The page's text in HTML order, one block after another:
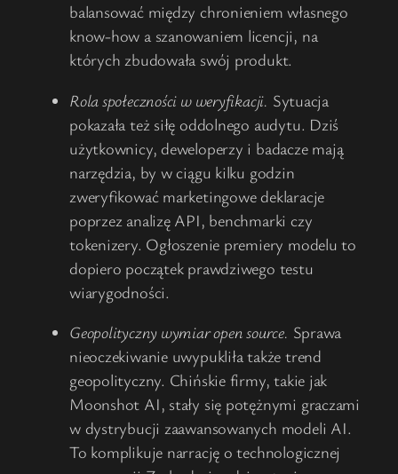
balansować między chronieniem własnego
know-how a szanowaniem licencji, na
których zbudowała swój produkt.
Rola społeczności w weryfikacji. Sytuacja
pokazała też siłę oddolnego audytu. Dziś
użytkownicy, deweloperzy i badacze mają
narzędzia, by w ciągu kilku godzin
zweryfikować marketingowe deklaracje
poprzez analizę API, benchmarki czy
tokenizery. Ogłoszenie premiery modelu to
dopiero początek prawdziwego testu
wiarygodności.
Geopolityczny wymiar open source. Sprawa
nieoczekiwanie uwypukliła także trend
geopolityczny. Chińskie firmy, takie jak
Moonshot AI, stały się potężnymi graczami
w dystrybucji zaawansowanych modeli AI.
To komplikuje narrację o technologicznej